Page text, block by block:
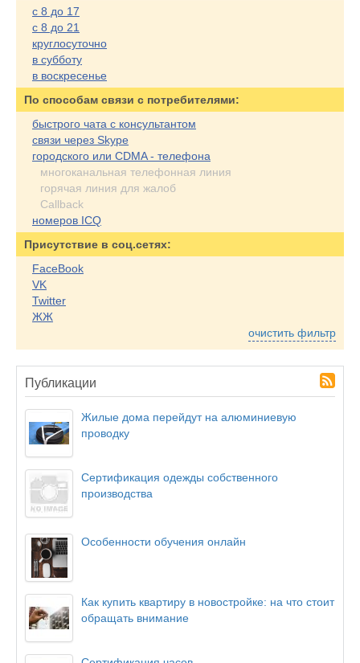
с 8 до 17
с 8 до 21
круглосуточно
в субботу
в воскресенье
По cпособам связи с потребителями:
быстрого чата с консультантом
связи через Skype
городского или CDMA - телефона
многоканальная телефонная линия
горячая линия для жалоб
Callback
номеров ICQ
Присутствие в соц.сетях:
FaceBook
VK
Twitter
ЖЖ
очистить фильтр
Публикации
Жилые дома перейдут на алюминиевую
проводку
Сертификация одежды собственного
производства
Особенности обучения онлайн
Как купить квартиру в новостройке: на что стоит
обращать внимание